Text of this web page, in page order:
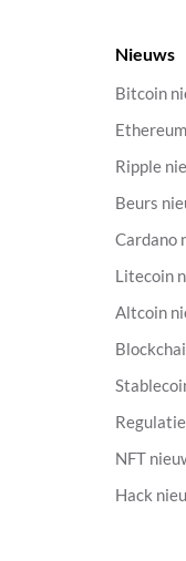
Nieuws
Bitcoin
Ripple
Beurs
Cardano
Litecoin
Altcoin
NFT
Hack